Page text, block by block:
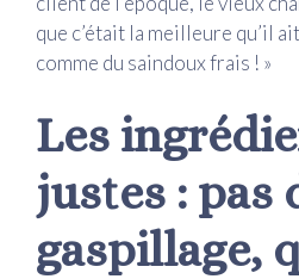
que c’était la meilleure qu’il
comme du saindoux frais ! »
Les
justes : pas
gaspillage,